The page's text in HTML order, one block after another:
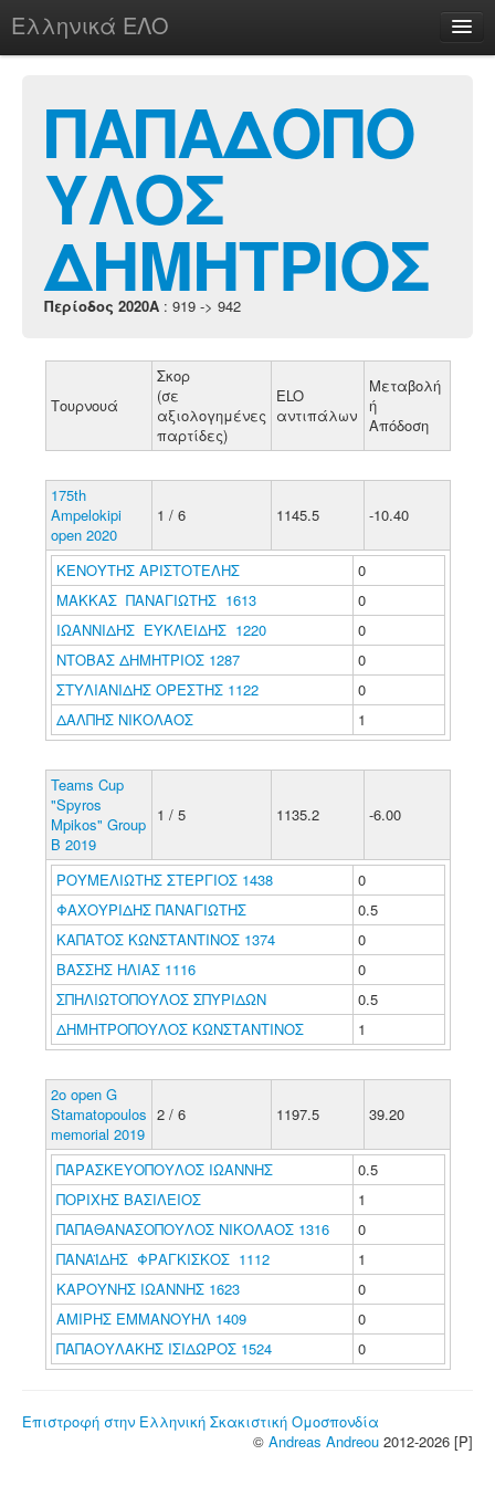
Ελληνικά ΕΛΟ
chesstu.be @ discord
ΠΑΠΑΔΟΠΟ
ΥΛΟΣ
ΔΗΜΗΤΡΙΟΣ
Περίοδος 2020A : 919 -> 942
Τουρνουά
Σκορ
(σε
αξιολογημένες
παρτίδες)
ELO
αντιπάλων
Μεταβολή
ή
Απόδοση
175th
Ampelokipi
open 2020
1 / 6 1145.5 -10.40
ΚΕΝΟΥΤΗΣ ΑΡΙΣΤΟΤΕΛΗΣ
0
ΜΑΚΚΑΣ ΠΑΝΑΓΙΩΤΗΣ 1613
0
ΙΩΑΝΝΙΔΗΣ ΕΥΚΛΕΙΔΗΣ 1220
0
ΝΤΟΒΑΣ ΔΗΜΗΤΡΙΟΣ 1287
0
ΣΤΥΛΙΑΝΙΔΗΣ ΟΡΕΣΤΗΣ 1122
0
ΔΑΛΠΗΣ ΝΙΚΟΛΑΟΣ
1
Teams Cup
"Spyros
Mpikos" Group
B 2019
1 / 5 1135.2 -6.00
ΡΟΥΜΕΛΙΩΤΗΣ ΣΤΕΡΓΙΟΣ 1438
0
ΦΑΧΟΥΡΙΔΗΣ ΠΑΝΑΓΙΩΤΗΣ
0.5
ΚΑΠΑΤΟΣ ΚΩΝΣΤΑΝΤΙΝΟΣ 1374
0
ΒΑΣΣΗΣ ΗΛΙΑΣ 1116
0
ΣΠΗΛΙΩΤΟΠΟΥΛΟΣ ΣΠΥΡΙΔΩΝ
0.5
ΔΗΜΗΤΡΟΠΟΥΛΟΣ ΚΩΝΣΤΑΝΤΙΝΟΣ
1
2o open G
Stamatopoulos
memorial 2019
2 / 6 1197.5 39.20
ΠΑΡΑΣΚΕΥΟΠΟΥΛΟΣ ΙΩΑΝΝΗΣ
0.5
ΠΟΡΙΧΗΣ ΒΑΣΙΛΕΙΟΣ
1
ΠΑΠΑΘΑΝΑΣΟΠΟΥΛΟΣ ΝΙΚΟΛΑΟΣ 1316
0
ΠΑΝΑΪΔΗΣ ΦΡΑΓΚΙΣΚΟΣ 1112
1
ΚΑΡΟΥΝΗΣ ΙΩΑΝΝΗΣ 1623
0
ΑΜΙΡΗΣ ΕΜΜΑΝΟΥΗΛ 1409
0
ΠΑΠΑΟΥΛΑΚΗΣ ΙΣΙΔΩΡΟΣ 1524
0
Επιστροφή στην Ελληνική Σκακιστική Ομοσπονδία
© Andreas Andreou 2012-2026 [P]